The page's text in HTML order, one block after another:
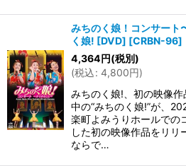
みちのく娘！コンサート
く娘! [DVD] [CRBN-96]
4,364円(税別)
(税込: 4,800円)
みちのく娘!、初の映像
中の“みちのく娘!”が、
楽町よみうりホールでの
した初の映像作品をリリ
ならで…